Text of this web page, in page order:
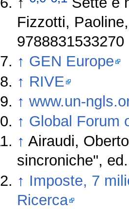
Fizzotti,
9788831533270
↑ GEN Europe
↑ RIVE
↑ www.un-
↑ Global Forum
↑ Airaudi,
sincroniche",
↑ Imposte, 7
Ricerca